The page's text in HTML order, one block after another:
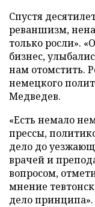
Спустя
реваншизм,
только росли».
бизнес,
нам отомстить.
немецкого
Медведев.
«Есть немало
прессы,
дело до
врачей и
вопросом,
мнение
дело принципа».